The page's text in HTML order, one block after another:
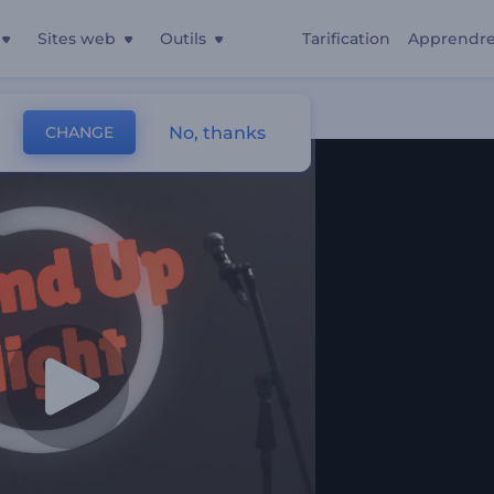
Sites web Outils Tarification
CHANGE No, thanks